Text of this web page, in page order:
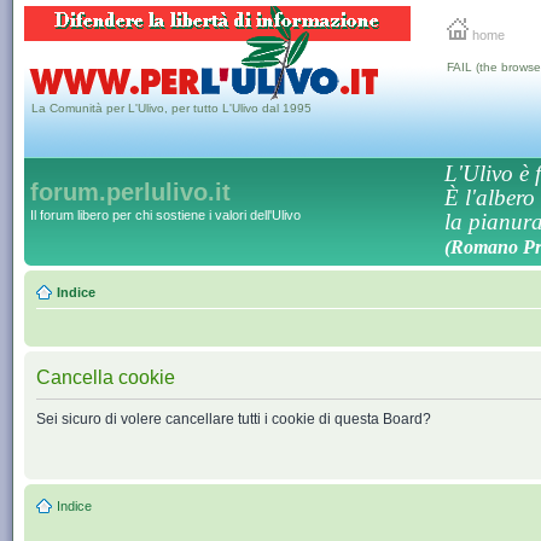
home
La Comunità per L'Ulivo, per tutto L'Ulivo dal 1995
FAIL (the
forum.perlulivo.it
Il forum libero per chi sostiene i valori dell'Ulivo
L'Ulivo è
È l'albero
la
(Romano
Indice
Cancella cookie
Sei sicuro di volere cancellare tutti i cookie di questa Board?
Indice